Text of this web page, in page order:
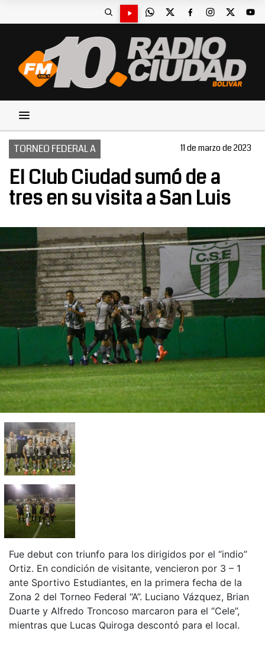
TORNEO FEDERAL A 11 de marzo de 2023
El Club Ciudad sumó de a
tres en su visita a San Luis
Fue debut con triunfo para los dirigidos por el “indio”
Ortiz. En condición de visitante, vencieron por 3 – 1
ante Sportivo Estudiantes, en la primera fecha de la
Zona 2 del Torneo Federal “A”. Luciano Vázquez, Brian
Duarte y Alfredo Troncoso marcaron para el “Cele”,
mientras que Lucas Quiroga descontó para el local.